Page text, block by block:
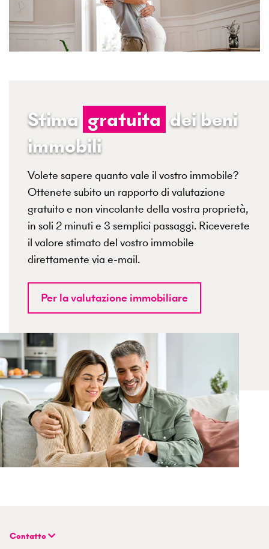
Stima gratuita dei beni
immobili
Volete sapere quanto vale il vostro immobile?
Ottenete subito un rapporto di valutazione
gratuito e non vincolante della vostra proprietà,
in soli 2 minuti e 3 semplici passaggi. Riceverete
il valore stimato del vostro immobile
direttamente via e-mail.
Per la valutazione immobiliare
Contatto